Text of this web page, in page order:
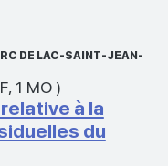
DE LAC-SAINT-JEAN-
, 1 MO)
à la
du